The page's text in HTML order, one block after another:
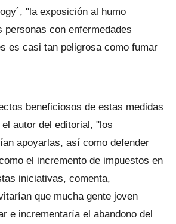
"la exposición al humo
personas con enfermedades
es casi tan peligrosa como fumar
beneficiosos de estas medidas
autor del editorial, "los
apoyarlas, así como defender
el incremento de impuestos en
iniciativas, comenta,
que mucha gente joven
e incrementaría el abandono del